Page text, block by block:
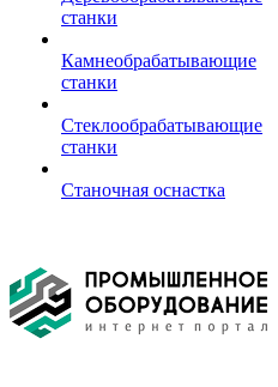
станки
Камнеобрабатывающие
станки
Стеклообрабатывающие
станки
Станочная оснастка